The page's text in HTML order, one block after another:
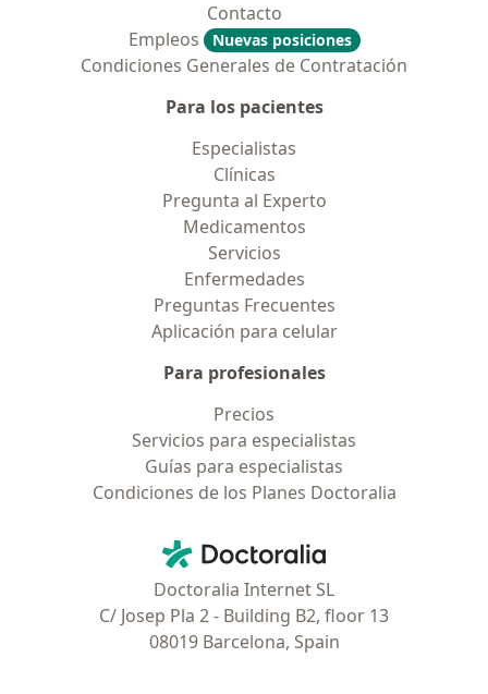
Contacto
Empleos
Nuevas posiciones
Condiciones Generales de Contratación
Para los pacientes
Especialistas
Clínicas
Pregunta al Experto
Medicamentos
Servicios
Enfermedades
Preguntas Frecuentes
Aplicación para celular
Para profesionales
Precios
Servicios para especialistas
Guías para especialistas
Condiciones de los Planes Doctoralia
Doctoralia - Página de inicio
Doctoralia Internet SL
C/ Josep Pla 2 - Building B2, floor 13
08019 Barcelona, Spain